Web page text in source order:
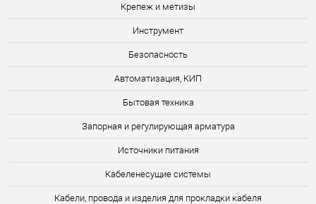
Крепеж и метизы
Инструмент
Безопасность
Автоматизация, КИП
Бытовая техника
Запорная и регулирующая арматура
Источники питания
Кабеленесущие системы
Кабели, провода и изделия для прокладки кабеля